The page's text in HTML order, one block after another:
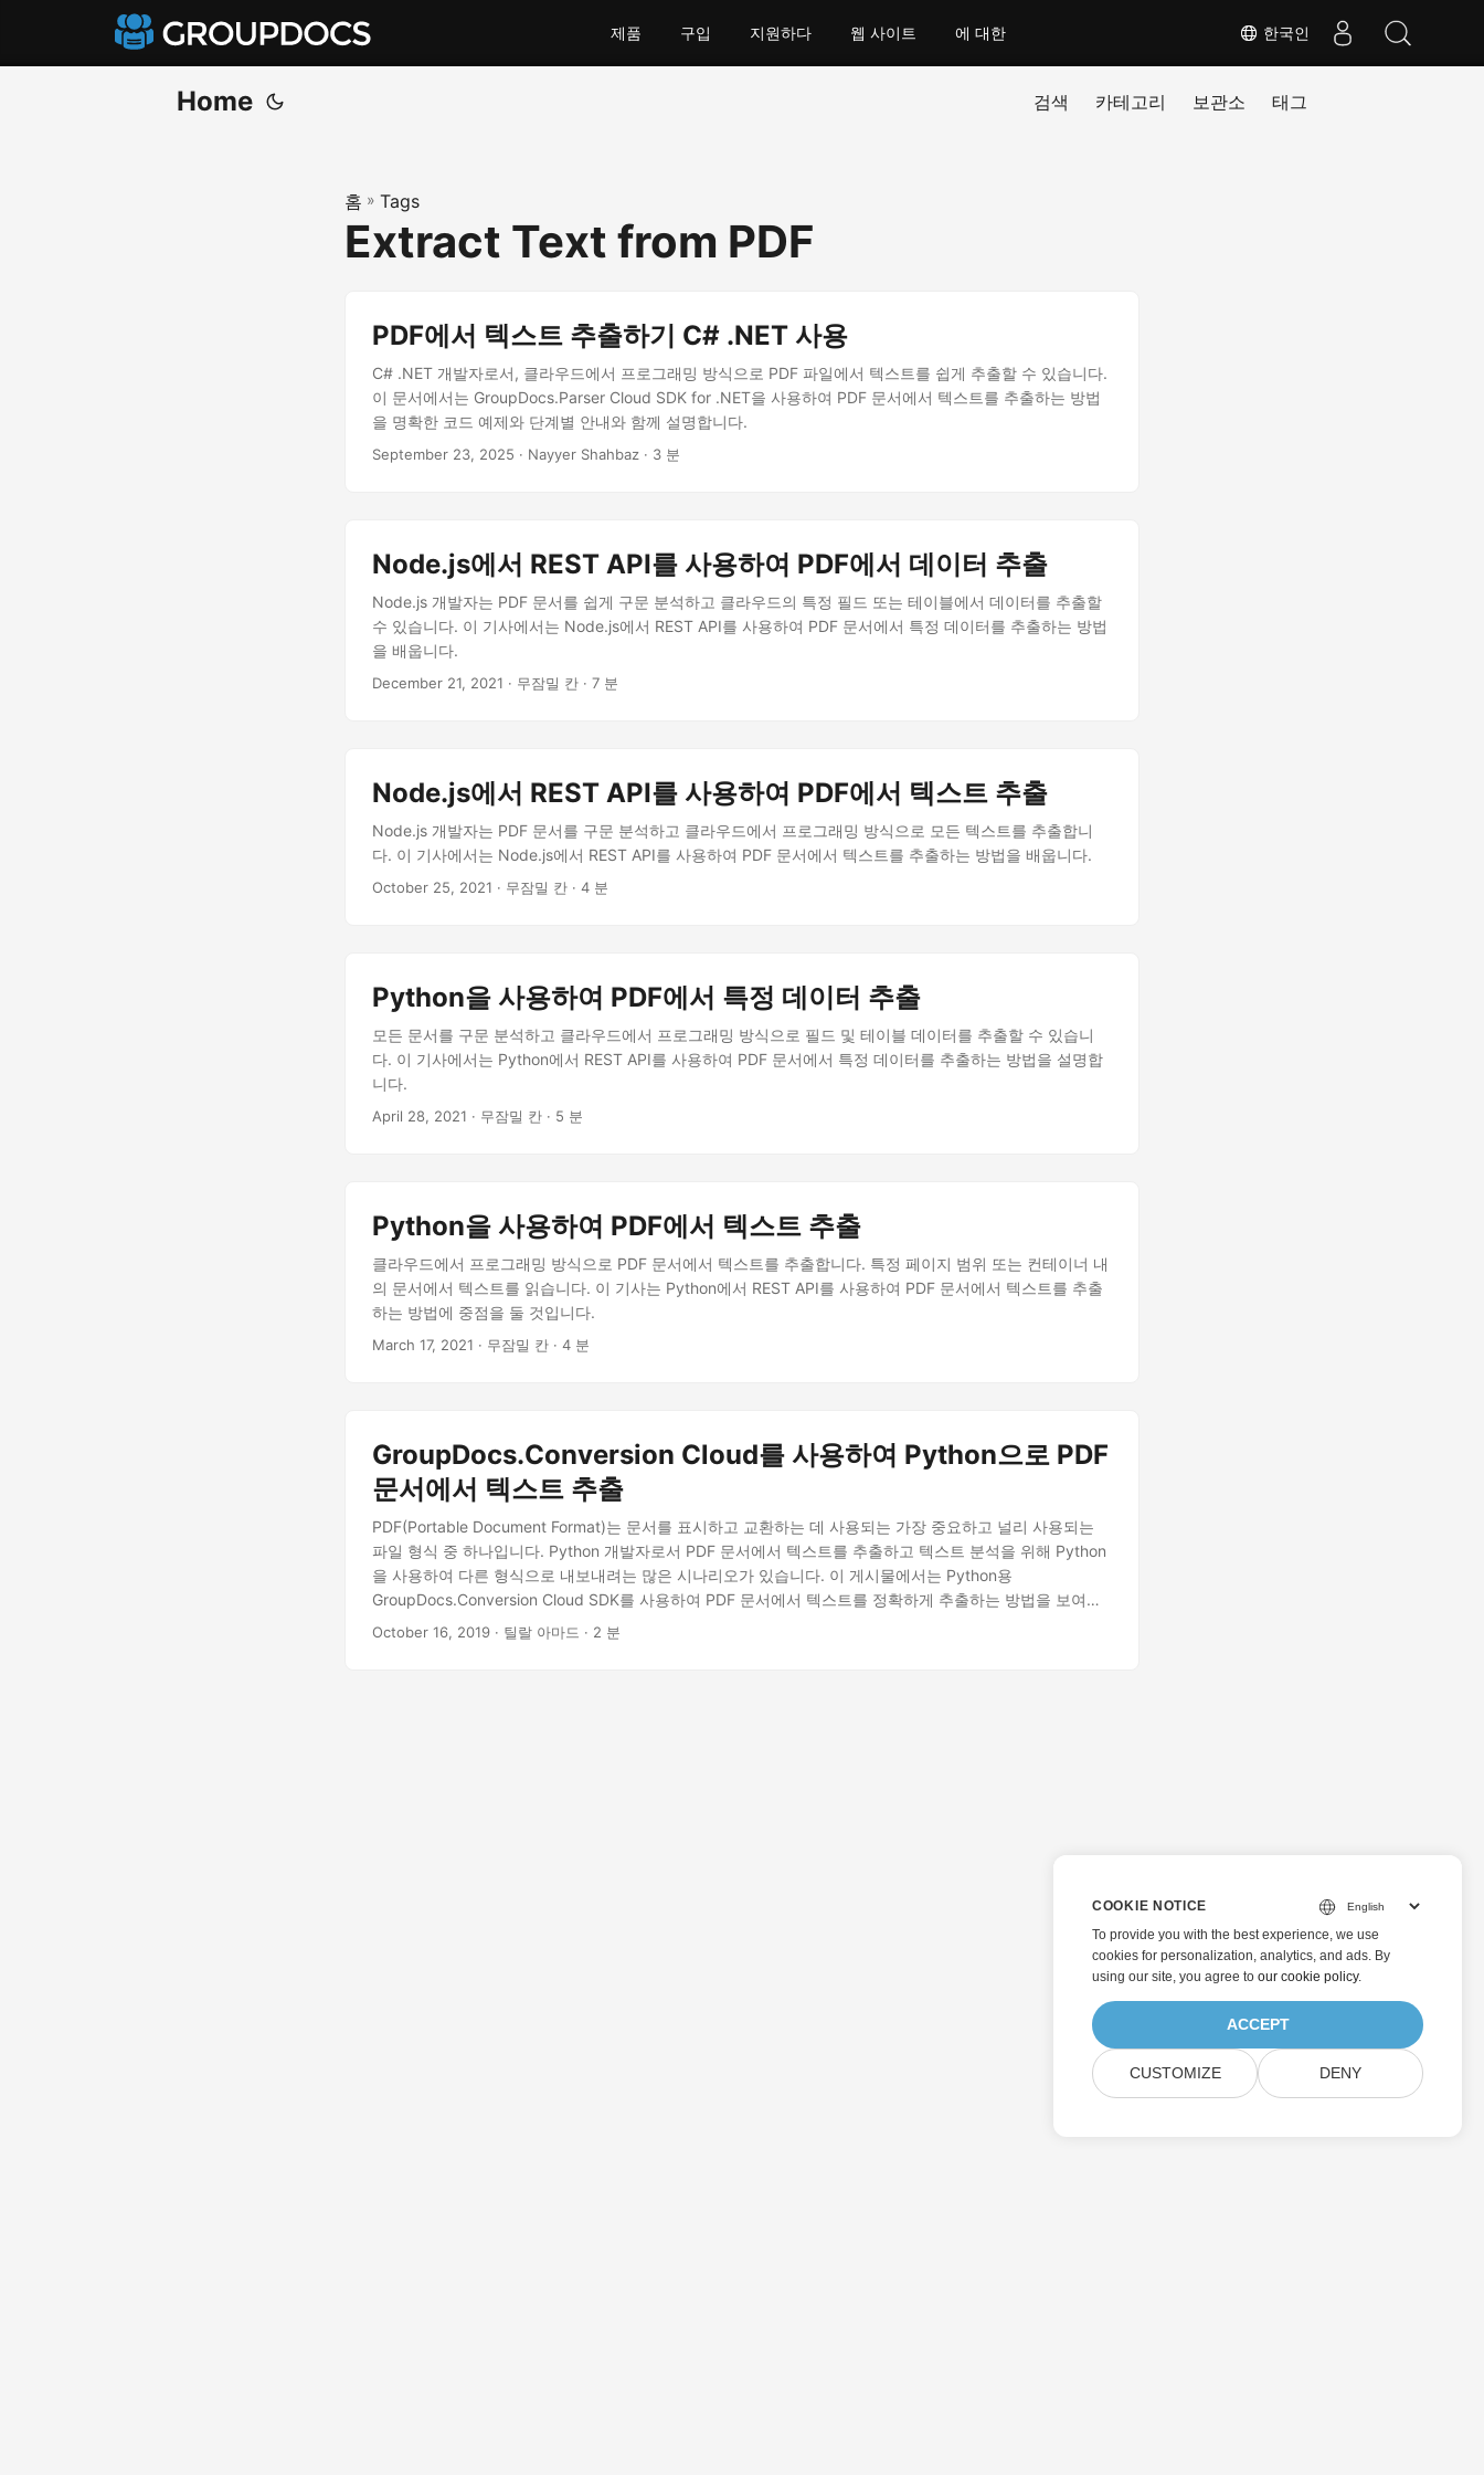
한국인
제품 구입 지원하다 웹 사이트 에 대한
Home 검색 카테고리 보관소 태그
홈 » Tags
Extract Text from PDF
PDF에서 텍스트 추출하기 C# .NET 사용
C# .NET 개발자로서, 클라우드에서 프로그래밍 방식으로 PDF 파일에서 텍스트를 쉽게 추출할 수 있습니다.
이 문서에서는 GroupDocs.Parser Cloud SDK for .NET을 사용하여 PDF 문서에서 텍스트를 추출하는 방법
을 명확한 코드 예제와 단계별 안내와 함께 설명합니다.
September 23, 2025 · Nayyer Shahbaz · 3 분
Node.js에서 REST API를 사용하여 PDF에서 데이터 추출
Node.js 개발자는 PDF 문서를 쉽게 구문 분석하고 클라우드의 특정 필드 또는 테이블에서 데이터를 추출할
수 있습니다. 이 기사에서는 Node.js에서 REST API를 사용하여 PDF 문서에서 특정 데이터를 추출하는 방법
을 배웁니다.
December 21, 2021 · 무잠밀 칸 · 7 분
Node.js에서 REST API를 사용하여 PDF에서 텍스트 추출
Node.js 개발자는 PDF 문서를 구문 분석하고 클라우드에서 프로그래밍 방식으로 모든 텍스트를 추출합니
다. 이 기사에서는 Node.js에서 REST API를 사용하여 PDF 문서에서 텍스트를 추출하는 방법을 배웁니다.
October 25, 2021 · 무잠밀 칸 · 4 분
Python을 사용하여 PDF에서 특정 데이터 추출
모든 문서를 구문 분석하고 클라우드에서 프로그래밍 방식으로 필드 및 테이블 데이터를 추출할 수 있습니
다. 이 기사에서는 Python에서 REST API를 사용하여 PDF 문서에서 특정 데이터를 추출하는 방법을 설명합
니다.
April 28, 2021 · 무잠밀 칸 · 5 분
Python을 사용하여 PDF에서 텍스트 추출
클라우드에서 프로그래밍 방식으로 PDF 문서에서 텍스트를 추출합니다. 특정 페이지 범위 또는 컨테이너 내
의 문서에서 텍스트를 읽습니다. 이 기사는 Python에서 REST API를 사용하여 PDF 문서에서 텍스트를 추출
하는 방법에 중점을 둘 것입니다.
March 17, 2021 · 무잠밀 칸 · 4 분
GroupDocs.Conversion Cloud를 사용하여 Python으로 PDF
문서에서 텍스트 추출
PDF(Portable Document Format)는 문서를 표시하고 교환하는 데 사용되는 가장 중요하고 널리 사용되는
파일 형식 중 하나입니다. Python 개발자로서 PDF 문서에서 텍스트를 추출하고 텍스트 분석을 위해 Python
을 사용하여 다른 형식으로 내보내려는 많은 시나리오가 있습니다. 이 게시물에서는 Python용
GroupDocs.Conversion Cloud SDK를 사용하여 PDF 문서에서 텍스트를 정확하게 추출하는 방법을 보여줍
니다. GroupDocs.Conversion Cloud는 타사 애플리케이션에 의존하지 않고 문서 및 이미지 변환을 위한 플
October 16, 2019 · 틸랄 아마드 · 2 분
COOKIE NOTICE
To provide you with the best experience, we use
cookies for personalization, analytics, and ads. By
using our site, you agree to our cookie policy.
ACCEPT
CUSTOMIZE DENY